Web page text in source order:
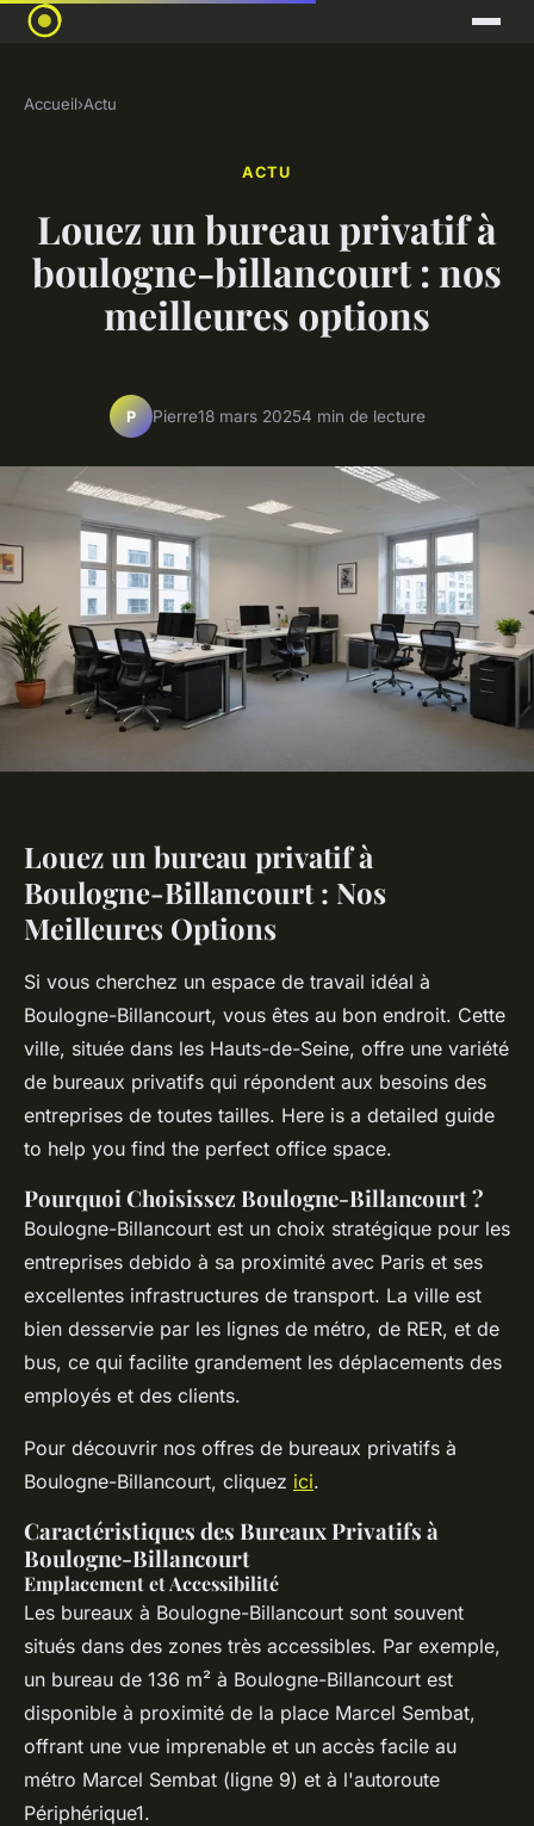
Accueil›Actu
ACTU
Louez un bureau privatif à
boulogne-billancourt : nos
meilleures options
P Pierre18 mars 20254 min de lecture
Louez un bureau privatif à
Boulogne-Billancourt : Nos
Meilleures Options
Si vous cherchez un espace de travail idéal à
Boulogne-Billancourt, vous êtes au bon endroit. Cette
ville, située dans les Hauts-de-Seine, offre une variété
de bureaux privatifs qui répondent aux besoins des
entreprises de toutes tailles. Here is a detailed guide
to help you find the perfect office space.
Pourquoi Choisissez Boulogne-Billancourt ?
Boulogne-Billancourt est un choix stratégique pour les
entreprises debido à sa proximité avec Paris et ses
excellentes infrastructures de transport. La ville est
bien desservie par les lignes de métro, de RER, et de
bus, ce qui facilite grandement les déplacements des
employés et des clients.
Pour découvrir nos offres de bureaux privatifs à
Boulogne-Billancourt, cliquez ici.
Caractéristiques des Bureaux Privatifs à
Boulogne-Billancourt
Emplacement et Accessibilité
Les bureaux à Boulogne-Billancourt sont souvent
situés dans des zones très accessibles. Par exemple,
un bureau de 136 m² à Boulogne-Billancourt est
disponible à proximité de la place Marcel Sembat,
offrant une vue imprenable et un accès facile au
métro Marcel Sembat (ligne 9) et à l'autoroute
Périphérique1.